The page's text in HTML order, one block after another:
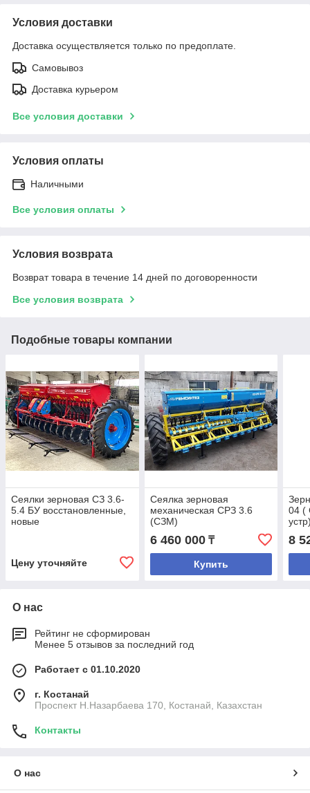
Условия доставки
Доставка осуществляется только по предоплате.
Самовывоз
Доставка курьером
Все условия доставки
Условия оплаты
Наличными
Все условия оплаты
Условия возврата
Возврат товара в течение 14 дней по договоренности
Все условия возврата
Подобные товары компании
Сеялки зерновая СЗ 3.6-
5.4 БУ восстановленные,
новые
Цену уточняйте
Сеялка зерновая
механическая СРЗ 3.6
(СЗМ)
6 460 000₸
Купить
04 (
8
О нас
Рейтинг не сформирован
Менее 5 отзывов за последний год
Работает с 01.10.2020
г. Костанай
Проспект Н.Назарбаева 170, Костанай, Казахстан
Контакты
О нас